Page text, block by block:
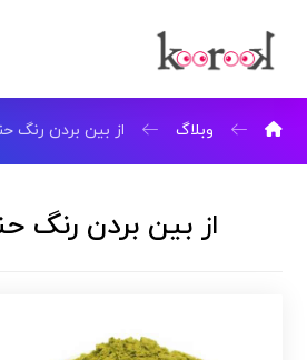
وبلاگ از بین بردن رنگ
از بین بردن رنگ